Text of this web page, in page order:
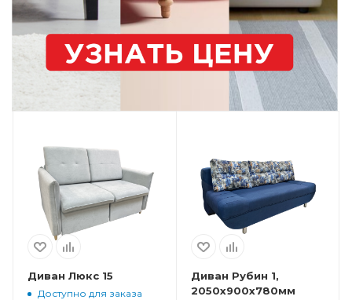
Диван Люкс 15
Доступно для заказа
Диван Рубин 1,
2050x900x780мм